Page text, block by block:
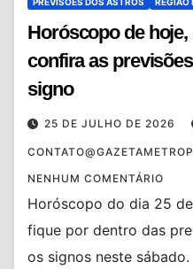
Horóscopo de hoje,
confira as
signo
25 DE JULHO DE 2026
NENHUM COMENTÁRIO
Horóscopo do dia 25
fique por dentro das
os signos neste sábado.